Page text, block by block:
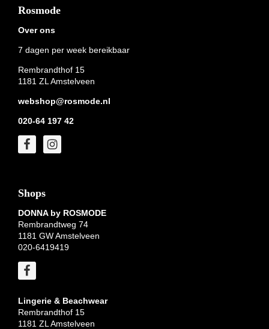
Footer
Rosmode
Over ons
7 dagen per week bereikbaar
Rembrandthof 15
1181 ZL Amstelveen
webshop@rosmode.nl
020-64 197 42
Shops
DONNA by ROSMODE
Rembrandtweg 74
1181 GW Amstelveen
020-6419419
Lingerie & Beachwear
Rembrandthof 15
1181 ZL Amstelveen